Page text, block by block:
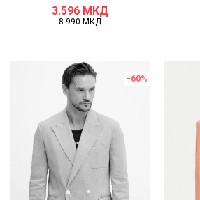
3.596 МКД
8.990МКД
-60%